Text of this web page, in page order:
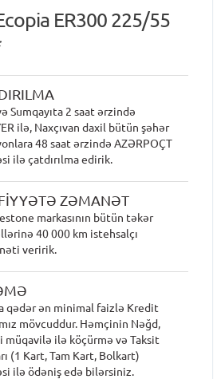
ER300 225/55
Sumqayıta 2 saat ərzində
ilə, Naxçıvan daxil bütün şəhər
48 saat ərzində AZƏRPOÇT
ilə çatdırılma edirik.
ZƏMANƏT
markasının bütün təkər
40 000 km istehsalçı
veririk.
qədər ən minimal faizlə Kredit
mövcuddur. Həmçinin Nəğd,
müqavilə ilə köçürmə və Taksit
(1 Kart, Tam Kart, Bolkart)
ilə ödəniş edə bilərsiniz.